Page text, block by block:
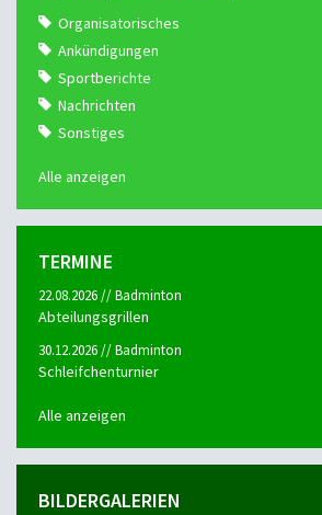
Organisatorisches
Ankündigungen
Sportberichte
Nachrichten
Sonstiges
Alle anzeigen
TERMINE
22.08.2026 // Badminton
Abteilungsgrillen
30.12.2026 // Badminton
Schleifchenturnier
Alle anzeigen
BILDERGALERIEN